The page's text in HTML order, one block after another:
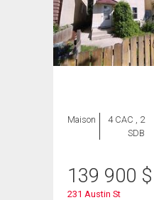
Maison
4 CAC , 2
SDB
139 900 $
231 Austin St